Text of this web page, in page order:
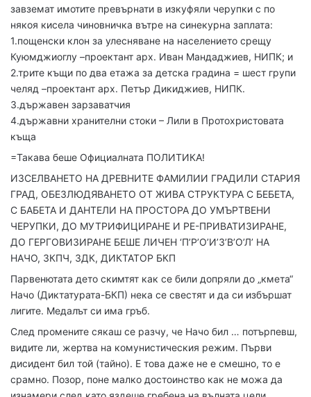
завземат имотите превърнати в изкуфяли черупки с по
някоя кисела чиновничка вътре на синекурна заплата:
1.пощенски клон за улесняване на населението срещу
Куюмджиоглу –проектант арх. Иван Мандаджиев, НИПК; и
2.трите къщи по два етажа за детска градина = шест групи
челяд –проектант арх. Петър Дикиджиев, НИПК.
3.държавен зарзаватчия
4.държавни хранителни стоки – Лили в Протохристовата
къща
=Такава беше Официалната ПОЛИТИКА!
ИЗСЕЛВАНЕТО НА ДРЕВНИТЕ ФАМИЛИИ ГРАДИЛИ СТАРИЯ
ГРАД, ОБЕЗЛЮДЯВАНЕТО ОТ ЖИВА СТРУКТУРА С БЕБЕТА,
С БАБЕТА И ДАНТЕЛИ НА ПРОСТОРА ДО УМЪРТВЕНИ
ЧЕРУПКИ, ДО МУТРИФИЦИРАНЕ И РЕ-ПРИВАТИЗИРАНЕ,
ДО ГЕРГОВИЗИРАНЕ БЕШЕ ЛИЧЕН ‘П’Р’О’И’З’В’О’Л’ НА
НАЧО, ЗКПЧ, ЗДК, ДИКТАТОР БКП
Парвенютата дето скимтят как се били допряли до „кмета“
Начо (Диктатурата-БКП) нека се свестят и да си избършат
лигите. Медалът си има гръб.
След промените сякаш се разчу, че Начо бил … потърпевш,
видите ли, жертва на комунистическия режим. Първи
дисидент бил той (тайно). Е това даже не е смешно, то е
срамно. Позор, поне малко достоинство как не можа да